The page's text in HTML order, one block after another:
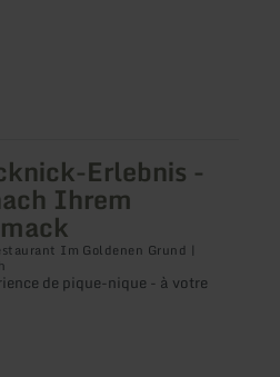
Erlebnis -
Ihrem
Im Goldenen Grund |
de pique-nique - à votre